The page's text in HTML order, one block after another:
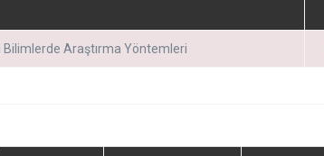
Bilimlerde Araştırma Yöntemleri